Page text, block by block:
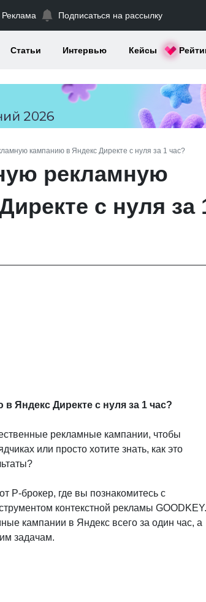
Реклама Подписаться на рассылку
Статьи Интервью Кейсы
кампанию в Яндекс Директе с нуля за 1 час?
рекламную
с нуля за
Яндекс Директе с нуля за 1 час?
рекламные кампании, чтобы
или просто хотите знать, как это
P-брокер, где вы познакомитесь с
контекстной рекламы
кампании в Яндекс всего за один час, а
задачам.